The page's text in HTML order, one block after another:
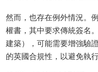
然而，也存在例外情況。
權書，其中要求傳統簽名
建築），可能需要增強驗
的英國合規性，以避免執